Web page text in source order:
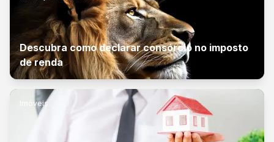
Descubra como declarar consórcio no imposto
de renda
Imóveis